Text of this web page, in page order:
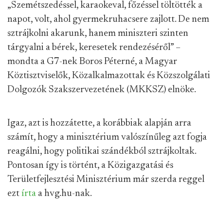
„Szemétszedéssel, karaokeval, főzéssel töltötték a
napot, volt, ahol gyermekruhacsere zajlott. De nem
sztrájkolni akarunk, hanem miniszteri szinten
tárgyalni a bérek, keresetek rendezéséről” –
mondta a G7-nek Boros Péterné, a Magyar
Köztisztviselők, Közalkalmazottak és Közszolgálati
Dolgozók Szakszervezetének (MKKSZ) elnöke.
Igaz, azt is hozzátette, a korábbiak alapján arra
számít, hogy a minisztérium valószínűleg azt fogja
reagálni, hogy politikai szándékból sztrájkoltak.
Pontosan így is történt, a Közigazgatási és
Területfejlesztési Minisztérium már szerda reggel
ezt írta a hvg.hu-nak.